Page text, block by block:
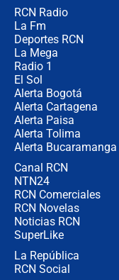
RCN Radio
La Fm
Deportes RCN
La Mega
Radio 1
El Sol
Alerta Bogotá
Alerta Cartagena
Alerta Paisa
Alerta Tolima
Alerta Bucaramanga
Canal RCN
NTN24
RCN Comerciales
RCN Novelas
Noticias RCN
SuperLike
La República
RCN Social